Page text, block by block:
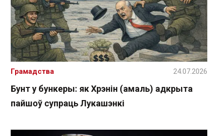
Бунт у бункеры: як Хрэнін (амаль) адкрыта
пайшоў супраць Лукашэнкі
Грамадства 24.07.2026